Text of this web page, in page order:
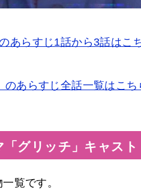
あらすじ1話から3話はこ
のあらすじ全話一覧はこち
「グリッチ」キャスト
覧です。